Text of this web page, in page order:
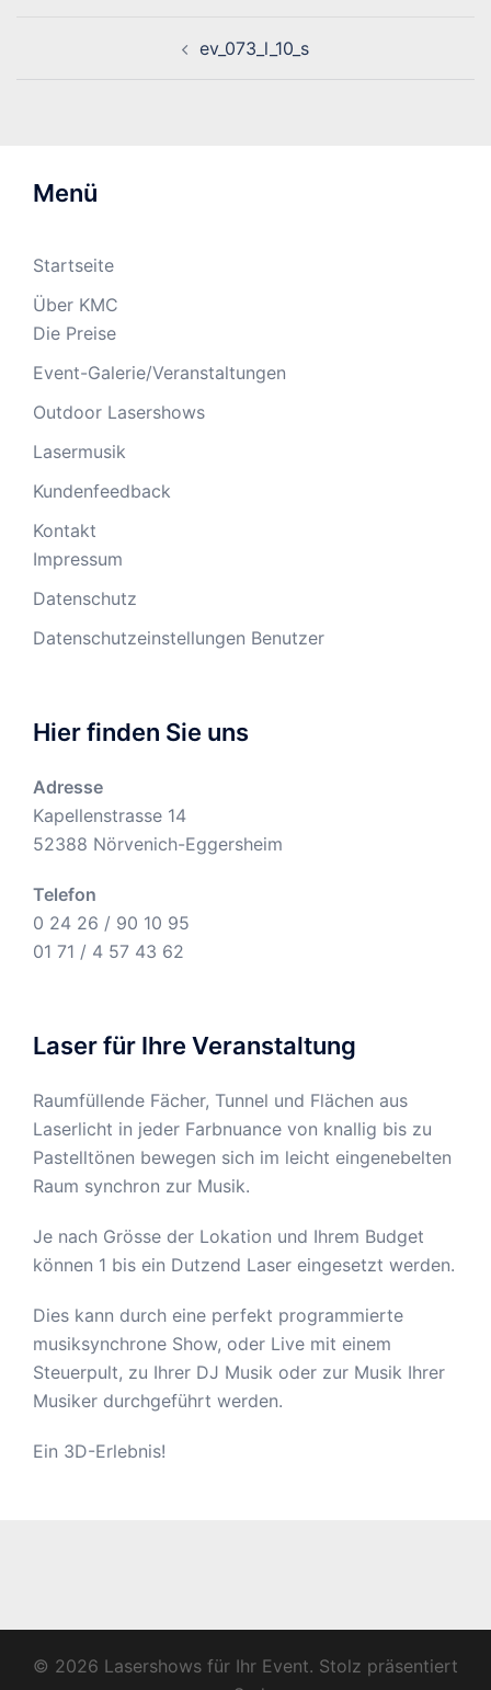
ev_073_l_10_s
Menü
Startseite
Über KMC
Die Preise
Event-Galerie/Veranstaltungen
Outdoor Lasershows
Lasermusik
Kundenfeedback
Kontakt
Impressum
Datenschutz
Datenschutzeinstellungen Benutzer
Hier finden Sie uns
Adresse
Kapellenstrasse 14
52388 Nörvenich-Eggersheim
Telefon
0 24 26 / 90 10 95
01 71 / 4 57 43 62
Laser für Ihre Veranstaltung
Raumfüllende Fächer, Tunnel und Flächen aus
Laserlicht in jeder Farbnuance von knallig bis zu
Pastelltönen bewegen sich im leicht eingenebelten
Raum synchron zur Musik.
Je nach Grösse der Lokation und Ihrem Budget
können 1 bis ein Dutzend Laser eingesetzt werden.
Dies kann durch eine perfekt programmierte
musiksynchrone Show, oder Live mit einem
Steuerpult, zu Ihrer DJ Musik oder zur Musik Ihrer
Musiker durchgeführt werden.
Ein 3D-Erlebnis!
© 2026 Lasershows für Ihr Event. Stolz präsentiert